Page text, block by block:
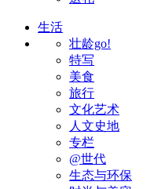
生活
壮龄go!
特写
美食
旅行
文化艺术
人文史地
专栏
@世代
生态与环保